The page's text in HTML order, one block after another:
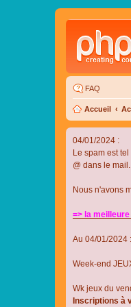
FAQ
Accueil
04/01/2024 :
Le spam est
@ dans le mail.
Nous n'avons
=> la
Au 04/01/2024
Week-end
Wk jeux du
Inscriptions à